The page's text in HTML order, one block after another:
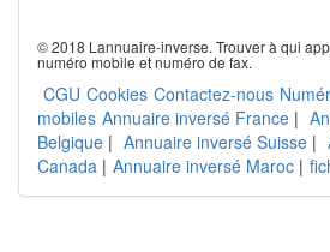
© 2018 Lannuaire-inverse. Trouver à qui
numéro mobile et numéro de fax.
CGU Cookies Contactez-nous
mobiles Annuaire inversé France |
Belgique | Annuaire inversé Suisse |
Canada | Annuaire inversé Maroc |